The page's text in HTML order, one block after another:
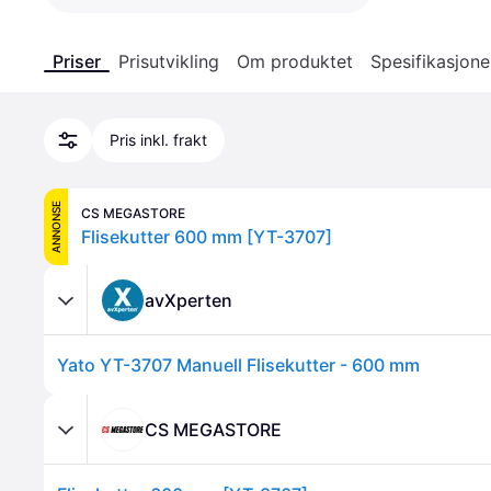
Priser Prisutvikling Om produktet
Pris inkl. frakt
ANNONSE CS MEGASTORE
Flisekutter 600 mm [YT-3707]
avXperten
Yato YT-3707 Manuell Flisekutter - 600 mm
CS MEGASTORE